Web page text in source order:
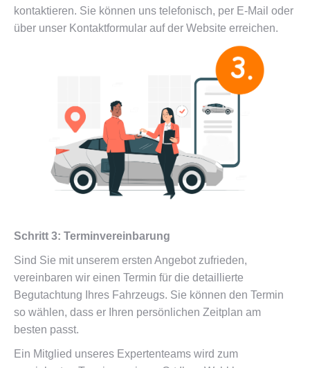
kontaktieren. Sie können uns telefonisch, per E-Mail oder
über unser Kontaktformular auf der Website erreichen.
Schritt 3: Terminvereinbarung
Sind Sie mit unserem ersten Angebot zufrieden,
vereinbaren wir einen Termin für die detaillierte
Begutachtung Ihres Fahrzeugs. Sie können den Termin
so wählen, dass er Ihren persönlichen Zeitplan am
besten passt.
Ein Mitglied unseres Expertenteams wird zum